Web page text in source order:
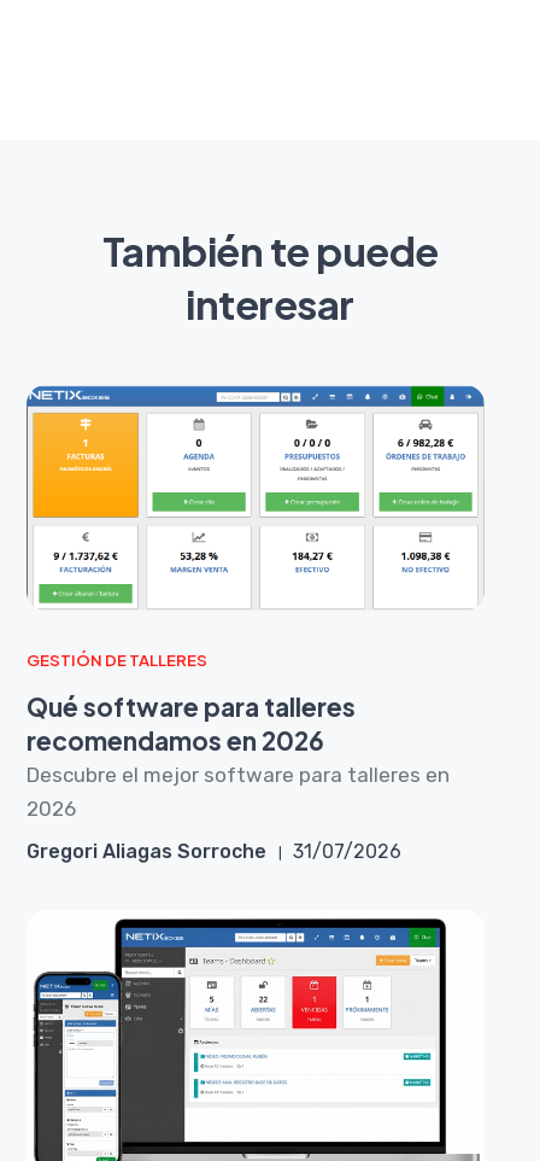
También te puede
interesar
GESTIÓN DE TALLERES
Qué software para talleres
recomendamos en 2026
Descubre el mejor software para talleres en
2026
Gregori Aliagas Sorroche 31/07/2026